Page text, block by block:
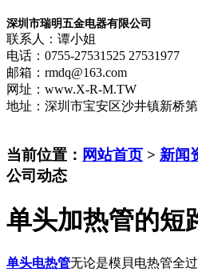
深圳市瑞明五金电器有限公司
联系人：谭小姐
电话：0755-27531525 27531977
邮箱：rmdq@163.com
网址：www.X-R-M.TW
地址：深圳市宝安区沙井镇新桥
当前位置： 网站首页 > 新闻
公司动态
单头加热管的短
单头电热管无论是模貝电热管全